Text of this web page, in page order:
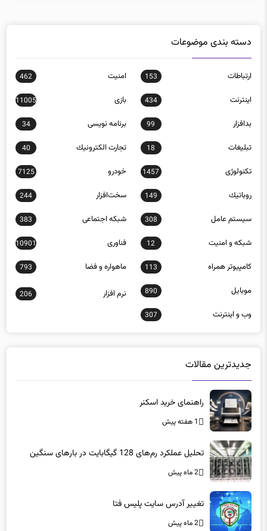
ارتباطات
اينترنت 434 بازی 11005
بدافزار 99 برنامه نويسی 34
تبلیغات 18 تجارت الكترونيك 40
تکنولوژی 1457 خودرو 7125
روباتيك 149 سخت‌افزار 244
سيستم عامل 308 شبكه اجتماعی 383
شبكه و امنيت 12 فناوری 10901
كامپيوتر همراه 113 ماهواره و فضا 793
موبايل 890
206
وب و اينترنت 307
راهنمای خرید اسکنر
1 هفته پیش
2 ماه پیش
2 ماه پیش